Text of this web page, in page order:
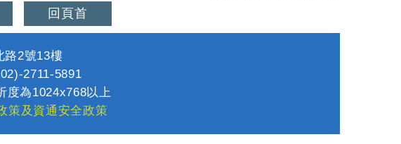
回頁首
路2號13樓
2711-5891
度為1024x768以上
策及資通安全政策